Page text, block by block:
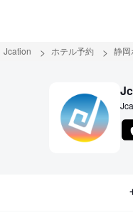
Jcation ホテル予約 静岡